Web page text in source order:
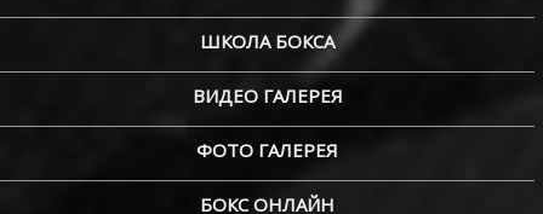
ШКОЛА БОКСА
ВИДЕО ГАЛЕРЕЯ
ФОТО ГАЛЕРЕЯ
БОКС ОНЛАЙН